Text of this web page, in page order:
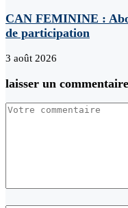
CAN FEMININE :
de participation
3 août 2026
laisser un commentaire